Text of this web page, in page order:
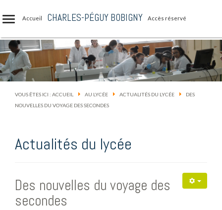
Accueil CHARLES-PÉGUY BOBIGNY Accès réservé
VOUS ÊTES ICI : ACCUEIL AU LYCÉE ACTUALITÉS DU LYCÉE
DES
NOUVELLES DU VOYAGE DES SECONDES
Actualités du lycée
Des nouvelles du voyage des
secondes